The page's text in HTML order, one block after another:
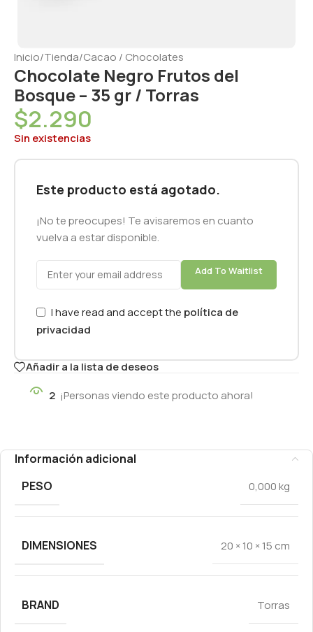
Inicio/Tienda/Cacao / Chocolates
Chocolate Negro Frutos del
Bosque – 35 gr / Torras
$2.290
Sin existencias
Este producto está agotado.
¡No te preocupes! Te avisaremos en cuanto
vuelva a estar disponible.
Add To Waitlist
I have read and accept the política de
privacidad
Añadir a la lista de deseos
2 ¡Personas viendo este producto ahora!
Información adicional
PESO
0,000 kg
DIMENSIONES 20 × 10 × 15 cm
BRAND Torras